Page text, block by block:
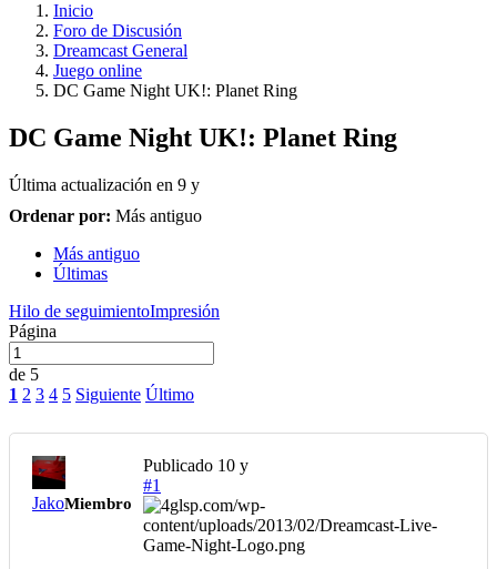
Inicio
Foro de Discusión
Dreamcast General
Juego online
DC Game Night UK!: Planet Ring
DC Game Night UK!: Planet Ring
Última actualización en 9 y
Ordenar por: Más antiguo
Más antiguo
Últimas
Hilo de seguimientoImpresión
Página
de 5
1 2 3 4 5 Siguiente Último
JakoMiembro
Publicado 10 y
#1